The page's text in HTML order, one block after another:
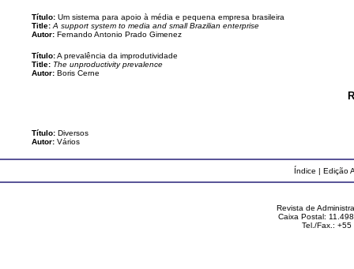
Título: Um sistema para apoio à média e pequena empresa brasileira
Title: A support system to media and small Brazilian enterprise
Autor: Fernando Antonio Prado Gimenez
Título:A prevalência da improdutividade
Title: The unproductivity prevalence
Autor: Boris Cerne
Título: Diversos
Autor: Vários
Índice | Edição
Revista de
Caixa Postal:
Tel./Fax.: